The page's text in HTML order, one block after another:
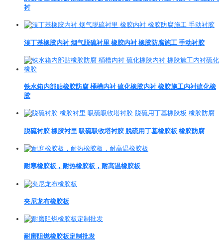
衬
溴丁基橡胶内衬 烟气脱硫衬里 橡胶内衬 橡胶防腐施工 手动衬胶
铁水箱内部贴橡胶防腐 桶槽内衬 硫化橡胶内衬 橡胶施工内衬硫化橡
胶
脱硫衬胶 橡胶衬里 吸硫吸收塔衬胶 脱硫用丁基橡胶板 橡胶防腐
耐寒橡胶板，耐热橡胶板，耐高温橡胶板
夹尼龙布橡胶板
耐磨阻燃橡胶板定制批发